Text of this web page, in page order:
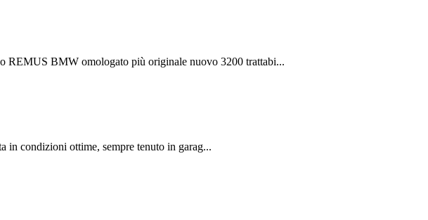
REMUS BMW omologato più originale nuovo 3200 trattabi...
in condizioni ottime, sempre tenuto in garag...